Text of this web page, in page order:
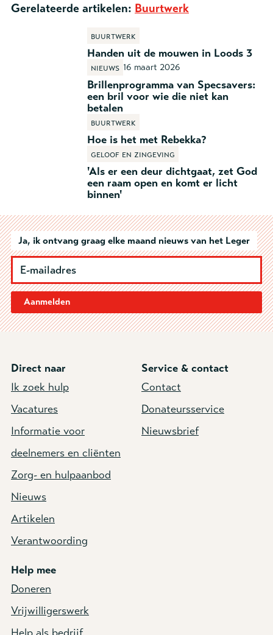
Gerelateerde artikelen: Buurtwerk
Handen uit de mouwen in Loods 3
Buurtwerk
Brillenprogramma van Specsavers:
een bril voor wie die niet kan
betalen
Nieuws 16 maart 2026
Hoe is het met Rebekka?
Buurtwerk
'Als er een deur dichtgaat, zet God
een raam open en komt er licht
binnen'
Geloof en zingeving
Ja, ik ontvang graag elke maand nieuws van het Leger
Aanmelden
Direct naar
Ik zoek hulp
Vacatures
Informatie voor
deelnemers en cliënten
Zorg- en hulpaanbod
Nieuws
Artikelen
Verantwoording
Service & contact
Contact
Donateursservice
Nieuwsbrief
Help mee
Doneren
Vrijwilligerswerk